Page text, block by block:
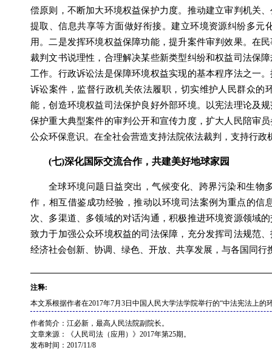
偿原则，不断加大环境权益保护力度。推动建立审判机关
提取、信息共享等方面做好衔接。建立环境资源纠纷多
用。二是发挥环境权益保障功能，提升案件审判效果。在
裁判文书说理性，合理解决某些新类型纠纷和权益司法保
工作。行政诉讼法是保障环境权益实现的基本程序法之一
诉讼案件，监督行政机关依法履职，切实维护人民群众
能，创造环境权益司法保护良好外部环境。以宪法理论及
保护重大典型案件的审判公开和宣传力度，扩大人民陪审
公众环保意识。在全社会营造支持法院依法裁判，支持行政
(七)深化国际交流合作，共建美好地球家园
全球环境问题日益突出，气候变化、跨界污染和生物
作，相互借鉴成功经验，推动以环境司法案例为重点的
次、多渠道、多领域的对话沟通，积极推进环境资源领域
致力于加强公众环境权益的司法保障，充分发挥司法规范
经济社会创新、协调、绿色、开放、共享发展，与各国同行
注释:
本文系根据作者在2017年7月3日中国人民大学法学院举行的“中法宪法上的
作者简介：江必新，最高人民法院副院长。
文章来源：《人民司法（应用）》2017年第25期。
发布时间：2017/11/8